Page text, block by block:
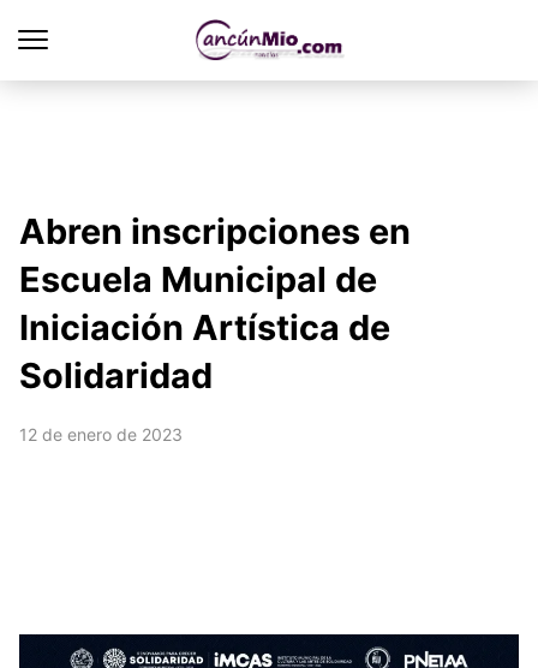
Abren inscripciones en
Escuela Municipal de
Iniciación Artística de
Solidaridad
12 de enero de 2023